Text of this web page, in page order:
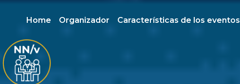
Home Organizador Características de los eventos